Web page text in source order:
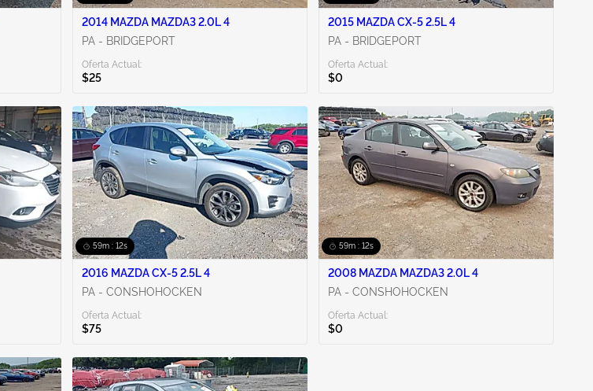
2014 MAZDA MAZDA3 2.0L 4
PA - BRIDGEPORT
Oferta Actual:
$25
2015 MAZDA CX-5 2.5L 4
PA - BRIDGEPORT
Oferta Actual:
$0
59m : 11s
2016 MAZDA CX-5 2.5L 4
PA - CONSHOHOCKEN
Oferta Actual:
$75
59m : 11s
2008 MAZDA MAZDA3 2.0L 4
PA - CONSHOHOCKEN
Oferta Actual:
$0